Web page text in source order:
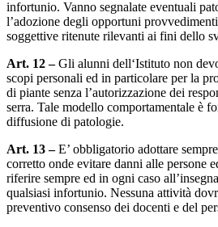
infortunio. Vanno segnalate eventuali
l’adozione degli opportuni
soggettive ritenute rilevanti ai fini dello
Art. 12 –Gli alunni dell‘Istituto non
scopi personali ed in particolare per la
di piante senza l’autorizzazione dei
serra. Tale modello comportamentale è
diffusione di patologie.
Art. 13 –E’ obbligatorio adottare
corretto onde evitare danni alle persone
riferire sempre ed in ogni caso
qualsiasi infortunio. Nessuna attività
preventivo consenso dei docenti e del